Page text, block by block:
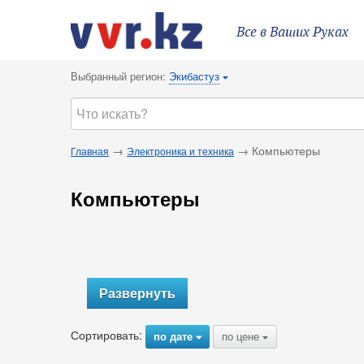
Все в Ваших Руках
Выбранный регион: Экибастуз {
Главная → Электроника и техника → Компьютеры
Компьютеры
Развернуть
Сортировать: по дате{ по цене {